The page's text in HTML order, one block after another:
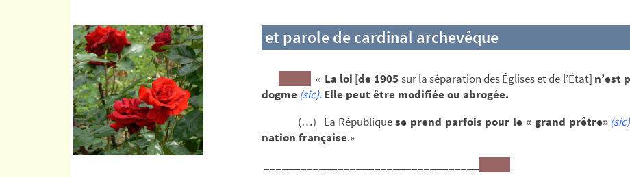
et parole de cardinal archevêque
« La loi [de 1905sur la séparation des Églises et de l’État] n’est
dogme (sic).Elle peut être modifiée ou abrogée.
(…) La Républiquese prend parfois pour le « grand prêtre» (sic)
nation française.»